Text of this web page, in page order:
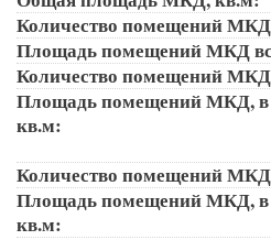
Количество помещений МКД
Площадь помещений МКД
Количество помещений
Площадь помещений МКД, в
кв.м:
Количество помещений
Площадь помещений МКД, в
кв.м: